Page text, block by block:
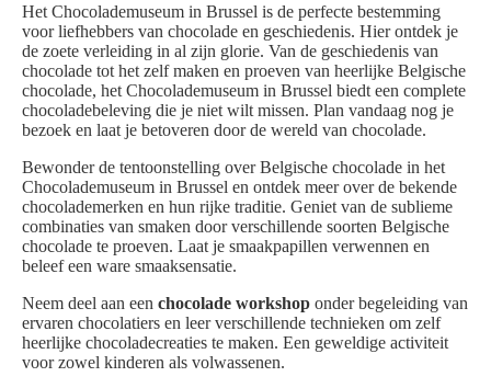
Het Chocolademuseum in Brussel is de perfecte bestemming
voor liefhebbers van chocolade en geschiedenis. Hier ontdek je
de zoete verleiding in al zijn glorie. Van de geschiedenis van
chocolade tot het zelf maken en proeven van heerlijke Belgische
chocolade, het Chocolademuseum in Brussel biedt een complete
chocoladebeleving die je niet wilt missen. Plan vandaag nog je
bezoek en laat je betoveren door de wereld van chocolade.
Bewonder de tentoonstelling over Belgische chocolade in het
Chocolademuseum in Brussel en ontdek meer over de bekende
chocolademerken en hun rijke traditie. Geniet van de sublieme
combinaties van smaken door verschillende soorten Belgische
chocolade te proeven. Laat je smaakpapillen verwennen en
beleef een ware smaaksensatie.
Neem deel aan een chocolade workshop onder begeleiding van
ervaren chocolatiers en leer verschillende technieken om zelf
heerlijke chocoladecreaties te maken. Een geweldige activiteit
voor zowel kinderen als volwassenen.